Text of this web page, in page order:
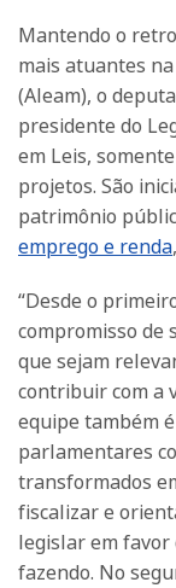
Mantendo o
mais atuantes
(Aleam), o
presidente do
em Leis,
projetos. São
patrimônio
emprego e renda
“Desde o
compromisso de
que sejam
contribuir com a
equipe também
parlamentares
transformados
fiscalizar e
legislar em favor
fazendo. No